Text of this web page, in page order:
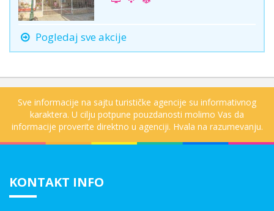
Pogledaj sve akcije
Sve informacije na sajtu turističke agencije su informativnog
karaktera. U cilju potpune pouzdanosti molimo Vas da
informacije proverite direktno u agenciji. Hvala na razumevanju.
KONTAKT INFO